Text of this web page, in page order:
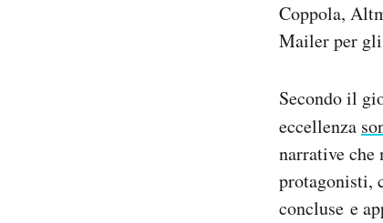
Coppola,
Mailer per gli
Secondo il
eccellenza
narrative
protagonisti,
concluse e